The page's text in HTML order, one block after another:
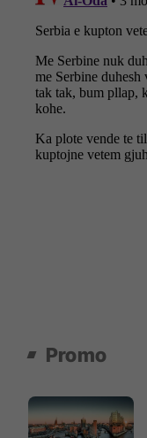
Promo